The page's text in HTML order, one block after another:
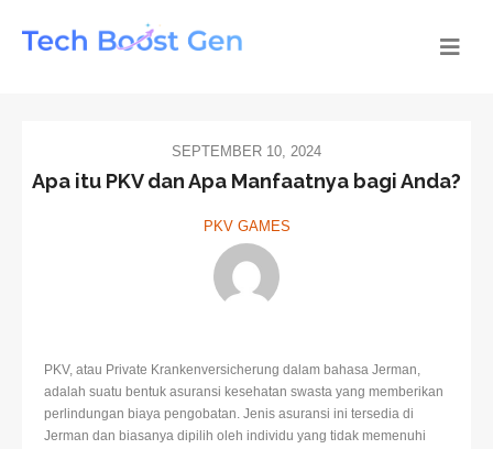
SEPTEMBER 10, 2024
Apa itu PKV dan Apa Manfaatnya bagi Anda?
PKV GAMES
PKV, atau Private Krankenversicherung dalam bahasa Jerman,
adalah suatu bentuk asuransi kesehatan swasta yang memberikan
perlindungan biaya pengobatan. Jenis asuransi ini tersedia di
Jerman dan biasanya dipilih oleh individu yang tidak memenuhi